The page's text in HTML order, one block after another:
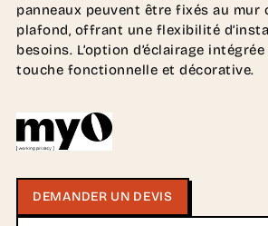
panneaux peuvent être fixés au mur
plafond, offrant une flexibilité
besoins. L’option d’éclairage
touche fonctionnelle et décorative.
DEMANDER UN DEVIS